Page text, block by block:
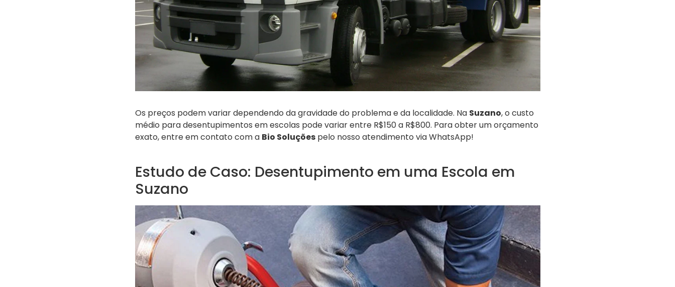
Os preços podem variar dependendo da gravidade do problema e da localidade. Na Suzano, o custo
médio para desentupimentos em escolas pode variar entre R$150 a R$800. Para obter um orçamento
exato, entre em contato com a Bio Soluçõespelo nosso atendimento via WhatsApp!
Estudo de Caso: Desentupimento em uma Escola em
Suzano